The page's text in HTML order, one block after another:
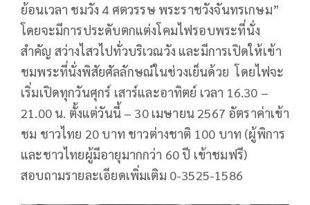
ย้อนเวลา ชมวัง 4 ศตวรรษ พระราชวังจันทรเกษม”
โดยจะมีการประดับตกแต่งโคมไฟรอบพระที่นั่ง
สำคัญ สว่างไสวไปทั่วบริเวณวัง และมีการเปิดให้เข้า
ชมพระที่นั่งพิสัยศัลลักษณ์ในช่วงเย็นด้วย โดยไฟจะ
เริ่มเปิดทุกวันศุกร์ เสาร์และอาทิตย์ เวลา 16.30 –
21.00 น. ตั้งแต่วันนี้ – 30 เมษายน 2567 อัตราค่าเข้า
ชม ชาวไทย 20 บาท ชาวต่างชาติ 100 บาท (ผู้พิการ
และชาวไทยผู้มีอายุมากกว่า 60 ปี เข้าชมฟรี)
สอบถามรายละเอียดเพิ่มเติม 0-3525-1586